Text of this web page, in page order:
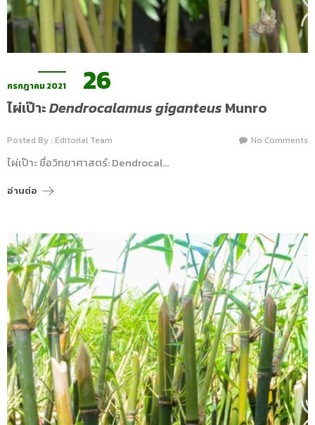
กรกฎาคม 2021 26
ไผ่เป๊าะDendrocalamus giganteus Munro
Posted By : Editorial Team No Comments
ไผ่เป๊าะ ชื่อวิทยาศาสตร์: Dendrocal…
อ่านต่อ